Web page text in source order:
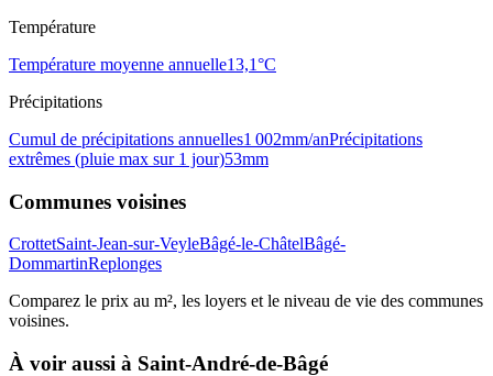
Température
Température moyenne annuelle13,1°C
Précipitations
Cumul de précipitations annuelles1 002mm/anPrécipitations
extrêmes (pluie max sur 1 jour)53mm
Communes voisines
CrottetSaint-Jean-sur-VeyleBâgé-le-ChâtelBâgé-
DommartinReplonges
Comparez le prix au m², les loyers et le niveau de vie des communes
voisines.
À voir aussi à Saint-André-de-Bâgé